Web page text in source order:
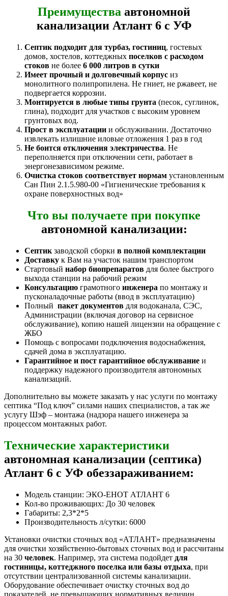
Преимущества автономной
канализации Атлант 6 с УФ
Септик подходит для турбаз, гостиниц, гостевых
домов, хостелов, коттеджных поселков с расходом
стоков не более 6 000 литров в сутки
Имеет прочный и долговечный корпус из
монолитного полипропилена. Не гниет, не ржавеет, не
подвергается коррозии.
Монтируется в любые типы грунта (песок, суглинок,
глина), подходит для участков с высоким уровнем
грунтовых вод.
Прост в эксплуатации и обслуживании. Достаточно
извлекать излишние иловые отложения 1 раз в год
Не боится отключения электричества. Не
переполняется при отключении сети, работает в
энергонезависимом режиме.
Очистка стоков соответствует нормам установленным
Сан Пин 2.1.5.980-00 «Гигиенические требования к
охране поверхностных вод»
Что вы получаете при покупке
автономной канализации:
Септик заводской сборки в полной комплектации
Доставку к Вам на участок нашим транспортом
Стартовый набор биопрепаратов для более быстрого
выхода станции на рабочий режим
Консультацию грамотного инженера по монтажу и
пусконаладочные работы (ввод в эксплуатацию)
Полный пакет документов для водоканала, СЭС,
Администрации (включая договор на сервисное
обслуживание), копию нашей лицензии на обращение с
ЖБО
Помощь с вопросами подключения водоснабжения,
сдачей дома в эксплуатацию.
Гарантийное и пост гарантийное обслуживание и
поддержку надежного производителя автономных
канализаций.
Дополнительно вы можете заказать у нас услуги по монтажу
септика “Под ключ” силами наших специалистов, а так же
услугу Шэф – монтажа (надзора нашего инженера за
процессом монтажных работ.
Технические характеристики
автономная канализации (септика)
Атлант 6 с УФ обеззараживанием:
Модель станции: ЭКО-ЕНОТ АТЛАНТ 6
Кол-во проживающих: До 30 человек
Габариты: 2,3*2*5
Производительность л/сутки: 6000
Установки очистки сточных вод «АТЛАНТ» предназначены
для очистки хозяйственно-бытовых сточных вод и рассчитаны
на 30 человек. Например, эта система подойдет для
гостиницы, коттеджного поселка или базы отдыха, при
отсутствии централизованной системы канализации.
Оборудование обеспечивает очистку сточных вод до
показателей, не превышающих нормативных величин,